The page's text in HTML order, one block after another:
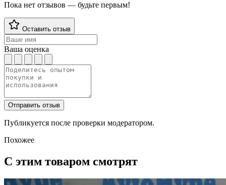
Пока нет отзывов — будьте первым!
Оставить отзыв
Ваша оценка
Отправить отзыв
Публикуется после проверки модератором.
Похожее
С этим товаром смотрят